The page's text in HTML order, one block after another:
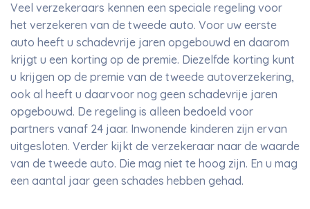
Veel verzekeraars kennen een speciale regeling voor
het verzekeren van de tweede auto. Voor uw eerste
auto heeft u schadevrije jaren opgebouwd en daarom
krijgt u een korting op de premie. Diezelfde korting kunt
u krijgen op de premie van de tweede autoverzekering,
ook al heeft u daarvoor nog geen schadevrije jaren
opgebouwd. De regeling is alleen bedoeld voor
partners vanaf 24 jaar. Inwonende kinderen zijn ervan
uitgesloten. Verder kijkt de verzekeraar naar de waarde
van de tweede auto. Die mag niet te hoog zijn. En u mag
een aantal jaar geen schades hebben gehad.